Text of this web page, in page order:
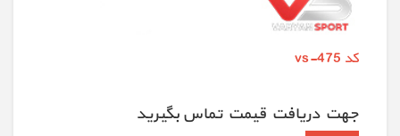
کد vs-475
جهت دريافت قيمت تماس بگيريد